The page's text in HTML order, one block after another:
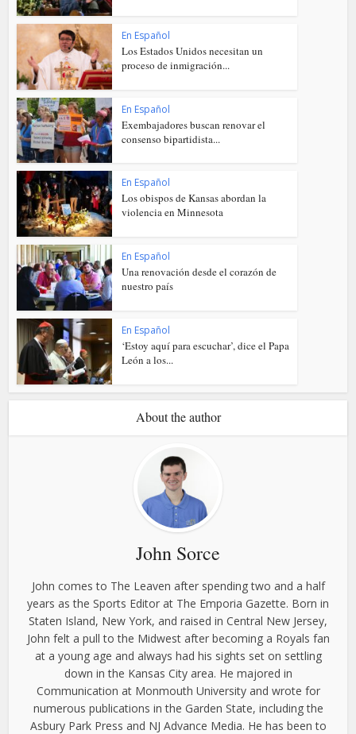
En Español
Los Estados Unidos necesitan un
proceso de inmigración...
En Español
Exembajadores buscan renovar el
consenso bipartidista...
En Español
Los obispos de Kansas abordan la
violencia en Minnesota
En Español
Una renovación desde el corazón de
nuestro país
En Español
‘Estoy aquí para escuchar’, dice el Papa
León a los...
About the author
John Sorce
John comes to The Leaven after spending two and a half
years as the Sports Editor at The Emporia Gazette. Born in
Staten Island, New York, and raised in Central New Jersey,
John felt a pull to the Midwest after becoming a Royals fan
at a young age and always had his sights set on settling
down in the Kansas City area. He majored in
Communication at Monmouth University and wrote for
numerous publications in the Garden State, including the
Asbury Park Press and NJ Advance Media. He has been to